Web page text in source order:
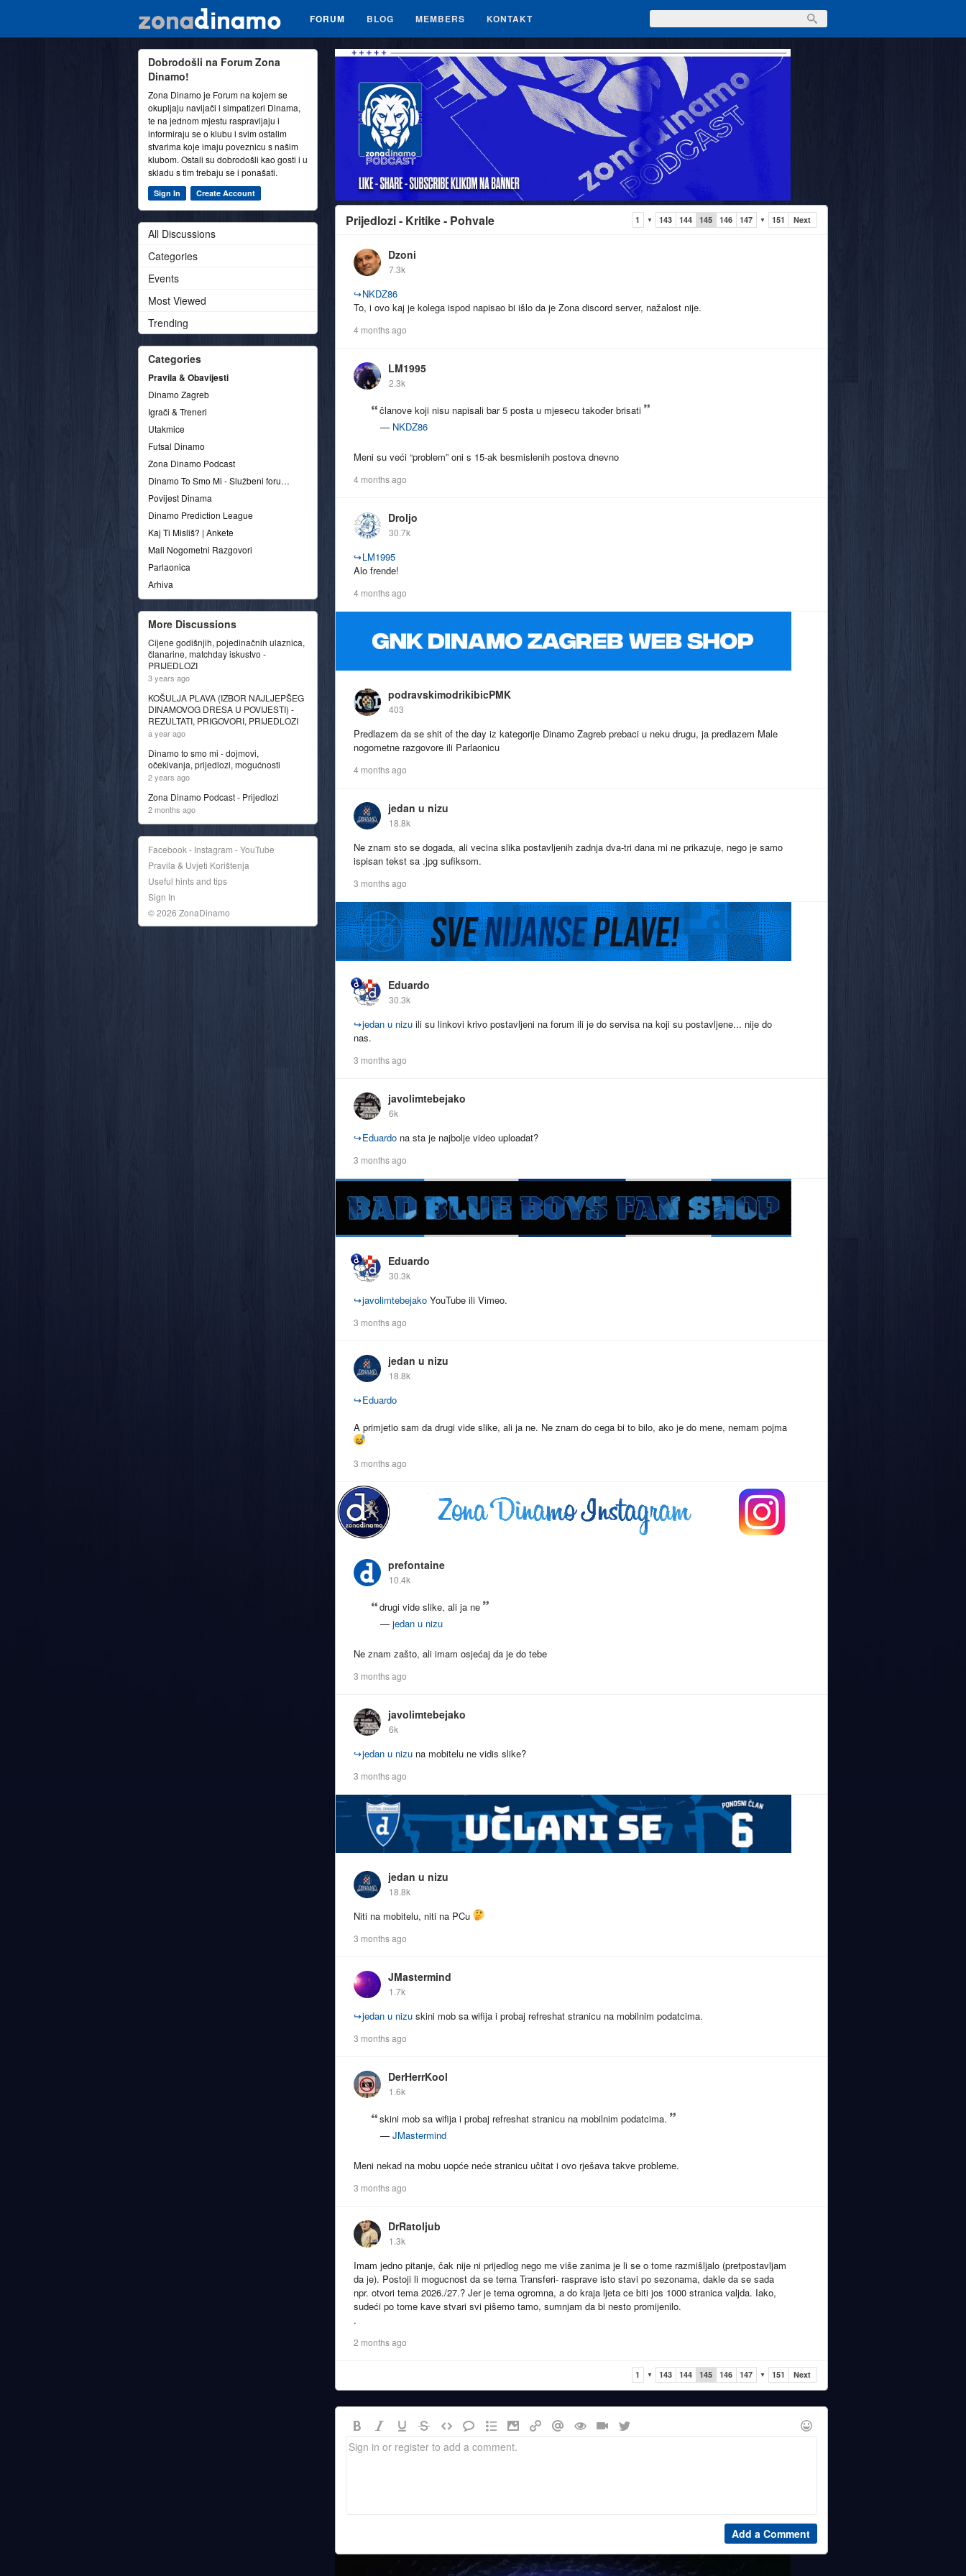
FORUM BLOG MEMBERS KONTAKT
Prijedlozi - Kritike - Pohvale 1 ▼ 143 144 145 146 147 ▼ 151 Next
Dzoni
7.3k
↪NKDZ86
To, i ovo kaj je kolega ispod napisao bi išlo da je Zona discord server, nažalost nije.
4 months ago
LM1995
2.3k
članove koji nisu napisali bar 5 posta u mjesecu također brisati
— NKDZ86
Meni su veći “problem” oni s 15-ak besmislenih postova dnevno
4 months ago
Droljo
30.7k
↪LM1995
Alo frende!
4 months ago
podravskimodrikibicPMK
403
Predlazem da se shit of the day iz kategorije Dinamo Zagreb prebaci u neku drugu, ja predlazem Male
nogometne razgovore ili Parlaonicu
4 months ago
jedan u nizu
18.8k
Ne znam sto se dogada, ali vecina slika postavljenih zadnja dva-tri dana mi ne prikazuje, nego je samo
ispisan tekst sa .jpg sufiksom.
3 months ago
Eduardo
30.3k
↪jedan u nizu ili su linkovi krivo postavljeni na forum ili je do servisa na koji su postavljene... nije do
nas.
3 months ago
javolimtebejako
6k
↪Eduardo na sta je najbolje video uploadat?
3 months ago
Eduardo
30.3k
↪javolimtebejako YouTube ili Vimeo.
3 months ago
jedan u nizu
18.8k
↪Eduardo
A primjetio sam da drugi vide slike, ali ja ne. Ne znam do cega bi to bilo, ako je do mene, nemam pojma
3 months ago
prefontaine
10.4k
drugi vide slike, ali ja ne
— jedan u nizu
Ne znam zašto, ali imam osjećaj da je do tebe
3 months ago
javolimtebejako
6k
↪jedan u nizu na mobitelu ne vidis slike?
3 months ago
jedan u nizu
18.8k
Niti na mobitelu, niti na PCu
3 months ago
JMastermind
1.7k
↪jedan u nizu skini mob sa wifija i probaj refreshat stranicu na mobilnim podatcima.
3 months ago
DerHerrKool
1.6k
skini mob sa wifija i probaj refreshat stranicu na mobilnim podatcima.
— JMastermind
Meni nekad na mobu uopće neće stranicu učitat i ovo rješava takve probleme.
3 months ago
DrRatoljub
1.3k
Imam jedno pitanje, čak nije ni prijedlog nego me više zanima je li se o tome razmišljalo (pretpostavljam
da je). Postoji li mogucnost da se tema Transferi- rasprave isto stavi po sezonama, dakle da se sada
npr. otvori tema 2026./27.? Jer je tema ogromna, a do kraja ljeta ce biti jos 1000 stranica valjda. Iako,
sudeći po tome kave stvari svi pišemo tamo, sumnjam da bi nesto promijenilo.
.
2 months ago
1 ▼ 143 144 145 146 147 ▼ 151 Next
Add a Comment
Dobrodošli na Forum Zona
Dinamo!
Zona Dinamo je Forum na kojem se
okupljaju navijači i simpatizeri Dinama,
te na jednom mjestu raspravljaju i
informiraju se o klubu i svim ostalim
stvarima koje imaju poveznicu s našim
klubom. Ostali su dobrodošli kao gosti i u
skladu s tim trebaju se i ponašati.
Sign In Create Account
All Discussions
Categories
Events
Most Viewed
Trending
Categories
Pravila & Obavijesti
Dinamo Zagreb
Igrači & Treneri
Utakmice
Futsal Dinamo
Zona Dinamo Podcast
Dinamo To Smo Mi - Službeni forum udruge
Povijest Dinama
Dinamo Prediction League
Kaj Ti Misliš? | Ankete
Mali Nogometni Razgovori
Parlaonica
Arhiva
More Discussions
Cijene godišnjih, pojedinačnih ulaznica,
članarine, matchday iskustvo -
PRIJEDLOZI
3 years ago
KOŠULJA PLAVA (IZBOR NAJLJEPŠEG
DINAMOVOG DRESA U POVIJESTI) -
REZULTATI, PRIGOVORI, PRIJEDLOZI
a year ago
Dinamo to smo mi - dojmovi,
očekivanja, prijedlozi, mogućnosti
2 years ago
Zona Dinamo Podcast - Prijedlozi
2 months ago
Facebook - Instagram - YouTube
Pravila & Uvjeti Korištenja
Useful hints and tips
Sign In
© 2026 ZonaDinamo